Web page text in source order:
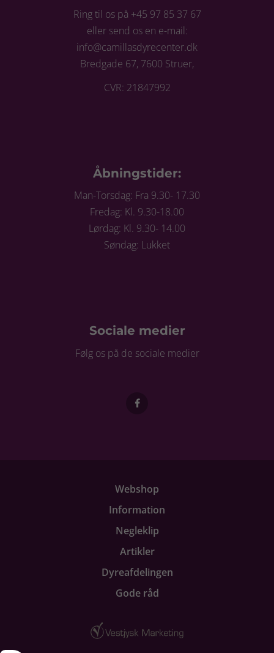
Ring til os på +45 97 85 37 67
eller send os en e-mail:
info@camillasdyrecenter.dk
Bredgade 67, 7600 Struer,
CVR: 21847992
Åbningstider:
Man-Torsdag: Fra 9.30- 17.30
Fredag: Kl. 9.30-18.00
Lørdag: Kl. 9.30- 14.00
Søndag: Lukket
Sociale medier
Følg os på de sociale medier
Webshop
Information
Negleklip
Artikler
Dyreafdelingen
Gode råd